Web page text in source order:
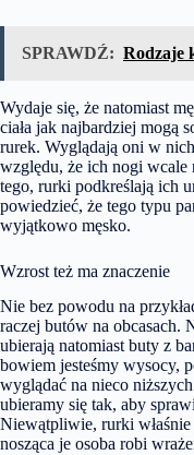
SPRAWDŹ: Rodzaje
Wydaje się, że natomiast
ciała jak najbardziej mogą
rurek. Wyglądają oni w
względu, że ich nogi wcale
tego, rurki podkreślają ich
powiedzieć, że tego typu
wyjątkowo męsko.
Wzrost też ma znaczenie
Nie bez powodu na
raczej butów na obcasach.
ubierają natomiast buty z
bowiem jesteśmy wysocy,
wyglądać na nieco
ubieramy się tak, aby
Niewątpliwie, rurki
nosząca je osoba robi